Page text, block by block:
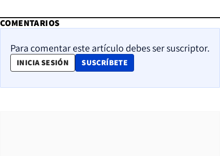
COMENTARIOS
Para comentar este artículo debes ser suscriptor.
INICIA SESIÓN SUSCRÍBETE
OPENS IN NEW WINDOW